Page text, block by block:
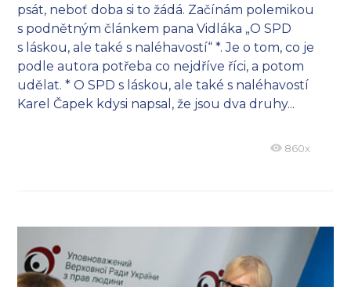
psát, neboť doba si to žádá. Začínám polemikou
s podnětným článkem pana Vidláka „O SPD
s láskou, ale také s naléhavostí“ *. Je o tom, co je
podle autora potřeba co nejdříve říci, a potom
udělat. * O SPD s láskou, ale také s naléhavostí
Karel Čapek kdysi napsal, že jsou dva druhy...
860x